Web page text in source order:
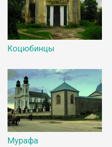
Коцюбинцы
Мурафа